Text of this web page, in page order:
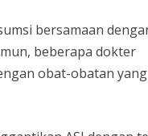
bersamaan
beberapa dokter
obat-obatan yang